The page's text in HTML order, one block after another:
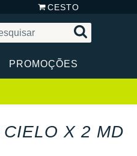
CESTO
PROMOÇÕES
CIELO X 2 MD